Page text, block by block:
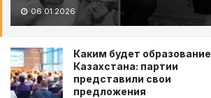
06.01.2026
Каким будет образование
Казахстана: партии
представили свои
предложения